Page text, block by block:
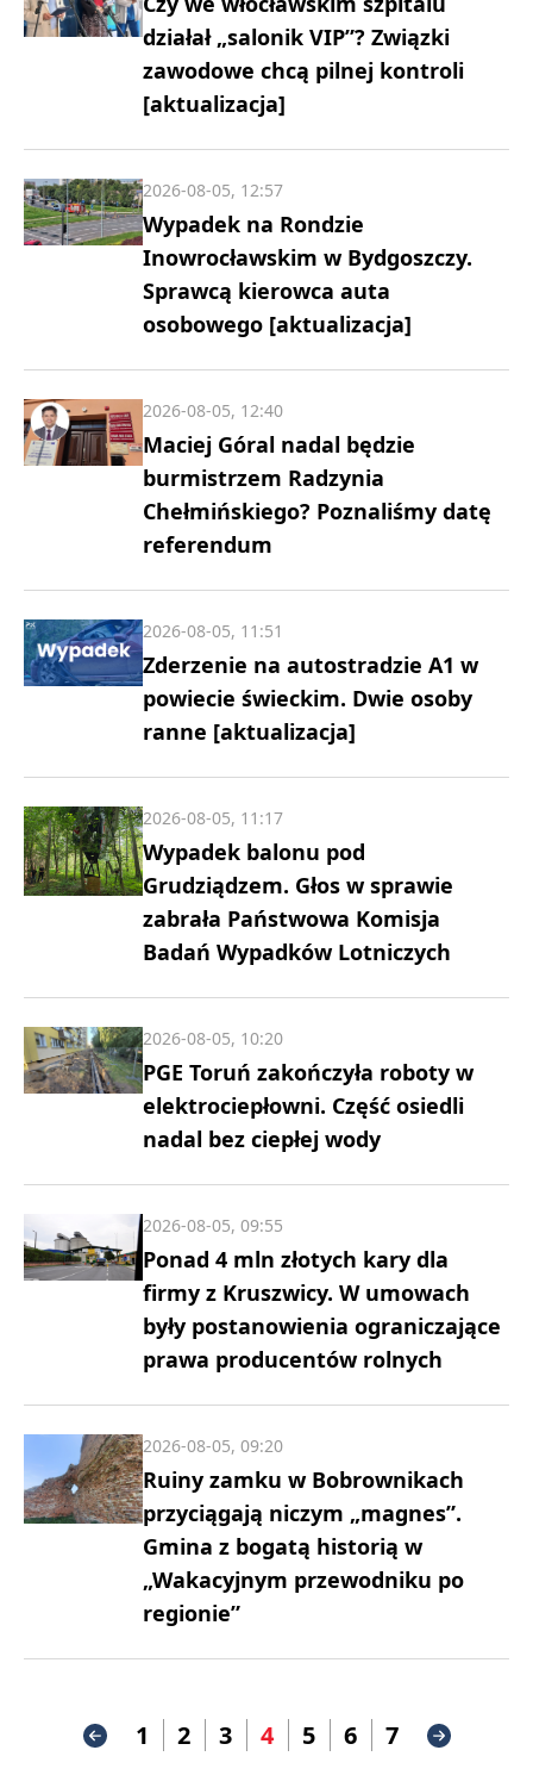
działał „salonik VIP”? Związki
zawodowe chcą pilnej kontroli
[aktualizacja]
Wypadek na Rondzie
Inowrocławskim w Bydgoszczy.
Sprawcą kierowca auta
osobowego [aktualizacja]
2026-08-05, 12:57
Maciej Góral nadal będzie
burmistrzem Radzynia
Chełmińskiego? Poznaliśmy datę
referendum
2026-08-05, 12:40
Zderzenie na autostradzie A1 w
powiecie świeckim. Dwie osoby
ranne [aktualizacja]
2026-08-05, 11:51
Wypadek balonu pod
Grudziądzem. Głos w sprawie
zabrała Państwowa Komisja
Badań Wypadków Lotniczych
2026-08-05, 11:17
PGE Toruń zakończyła roboty w
elektrociepłowni. Część osiedli
nadal bez ciepłej wody
2026-08-05, 10:20
Ponad 4 mln złotych kary dla
firmy z Kruszwicy. W umowach
były postanowienia ograniczające
prawa producentów rolnych
2026-08-05, 09:55
Ruiny zamku w Bobrownikach
przyciągają niczym „magnes”.
Gmina z bogatą historią w
„Wakacyjnym przewodniku po
regionie”
2026-08-05, 09:20
1 2 3 4 5 6 7